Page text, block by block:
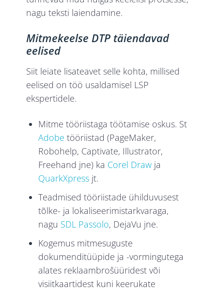
nagu teksti laiendamine.
Mitmekeelse DTP täiendavad
eelised
Siit leiate lisateavet selle kohta, millised
eelised on töö usaldamisel LSP
ekspertidele.
Mitme tööriistaga töötamise oskus. St
Adobe tööriistad (PageMaker,
Robohelp, Captivate, Illustrator,
Freehand jne) ka Corel Draw ja
QuarkXpress jt.
Teadmised tööriistade ühilduvusest
tõlke- ja lokaliseerimistarkvaraga,
nagu SDL Passolo, DejaVu jne.
Kogemus mitmesuguste
dokumenditüüpide ja -vormingutega
alates reklaambrošüüridest või
visiitkaartidest kuni keerukate